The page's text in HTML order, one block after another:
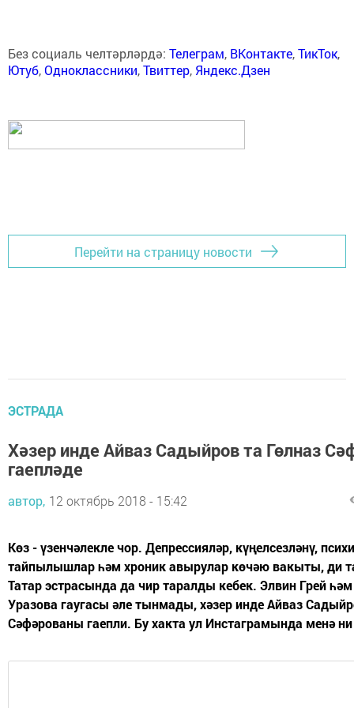
Без социаль челтәрләрдә: Телеграм, ВКонтакте,ТикТок,
Ютуб,Одноклассники,Твиттер, Яндекс.Дзен
Перейти на страницу новости
ЭСТРАДА
Хәзер инде Айваз Садыйров та Гөлназ
гаепләде
автор, 12 октябрь 2018 - 15:42
Көз - үзенчәлекле чор. Депрессияләр, күңелсезләнү,
тайпылышлар һәм хроник авырулар көчәю вакыты, ди
Татар эстрасында да чир таралды кебек. Элвин Грей һәм
Уразова гаугасы әле тынмады, хәзер инде Айваз
Сәфәрованы гаепли. Бу хакта ул Инстаграмында менә